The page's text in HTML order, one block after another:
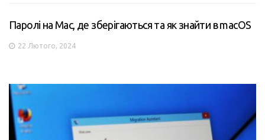
Паролі на Mac, де зберігаються та як знайти в macOS
22 Лютого, 2024